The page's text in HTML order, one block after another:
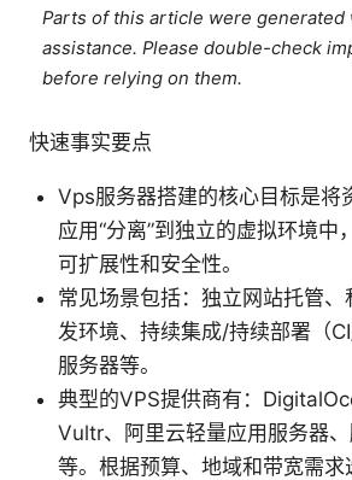
Parts of this article were generated
assistance. Please double-check
before relying on them.
快速事实要点
Vps服务器搭建的核心目标是将
应用“分离”到独立的虚拟环境中
可扩展性和安全性。
常见场景包括：独立网站托管
发环境、持续集成/持续部署（
服务器等。
典型的VPS提供商有：
Vultr、阿里云轻量应用服务器
等。根据预算、地域和带宽需求